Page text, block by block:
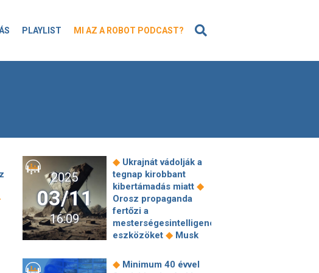
PLAYLIST MI AZ A ROBOT PODCAST?
2025
03/11
16:09
◆ Ukrajnát vádolják a
tegnap kirobbant
kibertámadás miatt ◆
Orosz propaganda
fertőzi a
mesterségesintelligencia-
eszközöket ◆ Musk
vádol, de egy
◆ Minimum 40 évvel